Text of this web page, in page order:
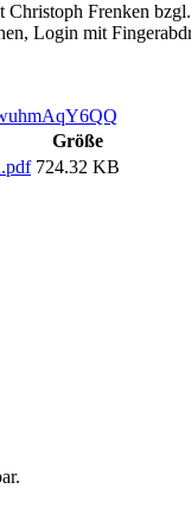
Frenken
Login mit
Größe
724.32 KB